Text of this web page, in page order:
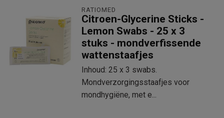
RATIOMED
Citroen-Glycerine Sticks -
Lemon Swabs - 25 x 3
stuks - mondverfissende
wattenstaafjes
Inhoud: 25 x 3 swabs.
Mondverzorgingsstaafjes voor
mondhygiëne, met e...